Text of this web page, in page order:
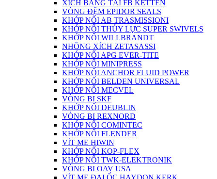
XÍCH BĂNG TẢI FB KETTEN
VÒNG ĐỆM EPIDOR SEALS
KHỚP NỐI AB TRASMISSIONI
KHỚP NỐI THỦY LỰC SUPER SWIVELS
KHỚP NỐI WILLBRANDT
NHÔNG XÍCH ZETASASSI
KHỚP NỐI APG EVER-TITE
KHỚP NỐI MINIPRESS
KHỚP NỐI ANCHOR FLUID POWER
KHỚP NỐI BELDEN UNIVERSAL
KHỚP NỐI MECVEL
VÒNG BI SKF
KHỚP NỐI DEUBLIN
VÒNG BI REXNORD
KHỚP NỐI COMINTEC
KHỚP NỐI FLENDER
VÍT ME HIWIN
KHỚP NỐI KOP-FLEX
KHỚP NỐI TWK-ELEKTRONIK
VÒNG BI OAV USA
VÍT ME ĐAI ỐC HAYDON KERK